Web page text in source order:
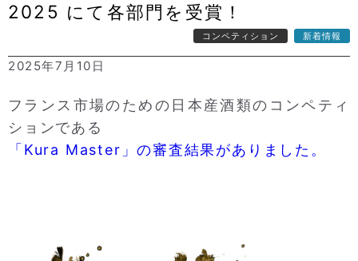
2025 にて各部門を受賞！
コンペティション 新着情報
2025年7月10日
フランス市場のための日本産酒類のコンペティ
ションである
「Kura Master」の審査結果がありました。